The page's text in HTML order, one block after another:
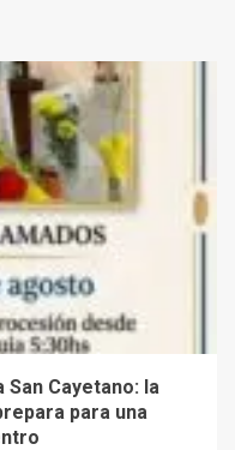
Cayetano: la
para una